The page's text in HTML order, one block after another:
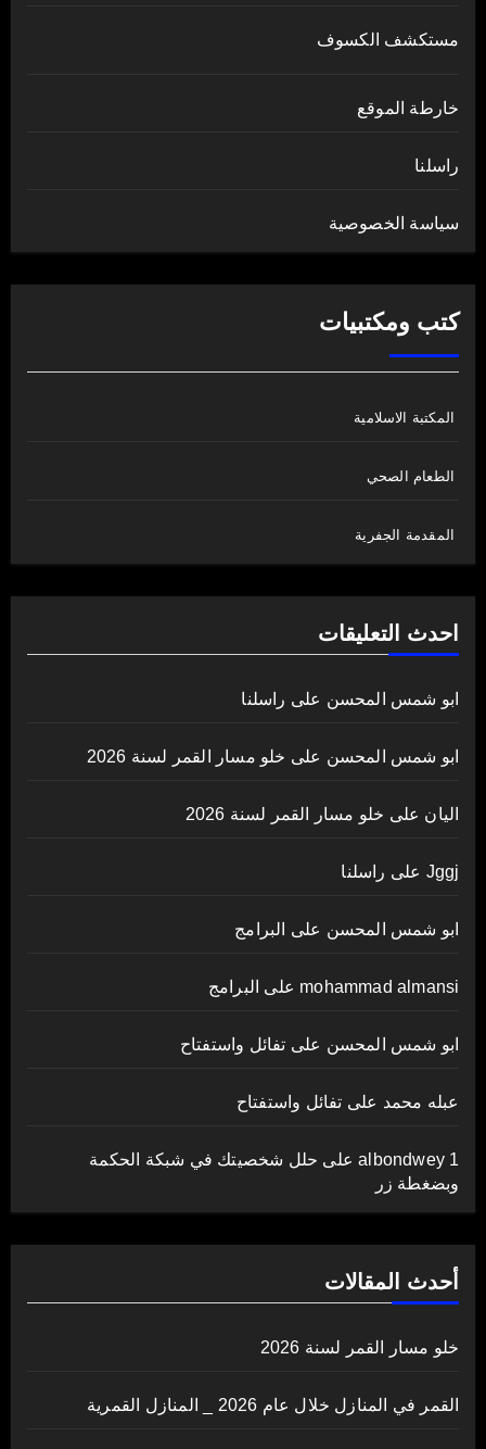
مستكشف الكسوف
خارطة الموقع
راسلنا
سياسة الخصوصية
كتب ومكتبيات
المكتبة الاسلامية
الطعام الصحي
المقدمة الجفرية
احدث التعليقات
ابو شمس المحسن على راسلنا
ابو شمس المحسن على خلو مسار القمر لسنة 2026
اليان على خلو مسار القمر لسنة 2026
Jggj على راسلنا
ابو شمس المحسن على البرامج
mohammad almansi على البرامج
ابو شمس المحسن على تفائل واستفتاح
عبله محمد على تفائل واستفتاح
albondwey 1على حلل شخصيتك في شبكة الحكمة
وبضغطة زر
أحدث المقالات
خلو مسار القمر لسنة 2026
القمر في المنازل خلال عام 2026 _ المنازل القمرية